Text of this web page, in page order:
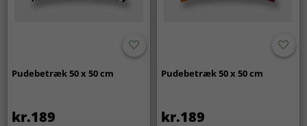
Pudebetræk 50 x 50 cm
kr.189
Pudebetræk 50 x 50 cm
kr.189